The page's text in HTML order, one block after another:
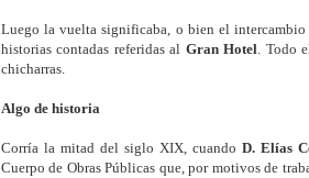
Luego la vuelta significaba, o bien el
historias contadas referidas al Gran Hotel. Todo
chicharras.
Algo de historia
Corría la mitad del siglo XIX, cuando D. Elías
Cuerpo de Obras Públicas que, por motivos de